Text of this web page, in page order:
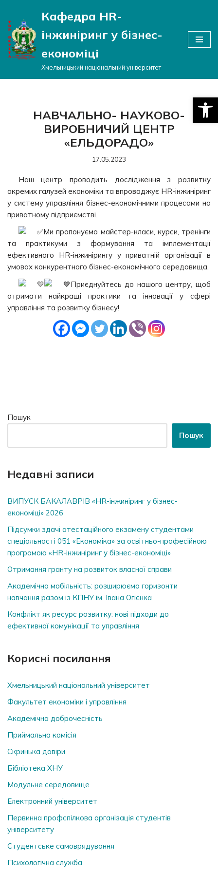
Перейти
до
вмісту
Кафедра HR-
інжиніринг у бізнес-
економіці
Хмельницький національний університет
НАВЧАЛЬНО- НАУКОВО-
ВИРОБНИЧИЙ ЦЕНТР
«ЕЛЬДОРАДО»
17.05.2023
Наш центр проводить дослідження з розвитку
окремих галузей економіки та впроваджує HR-інжиніринг
у систему управління бізнес-економічними процесами на
приватному підприємстві.
Ми пропонуємо майстер-класи, курси, тренінги
та практикуми з формування та імплементації
ефективного HR-інжинірингу у приватній організації в
умовах конкурентного бізнес-економічного середовища.
Приєднуйтесь до нашого центру, щоб
отримати найкращі практики та інновації у сфері
управління та розвитку бізнесу!
Пошук
Пошук
Недавні записи
ВИПУСК БАКАЛАВРІВ «HR-інжиніринг у бізнес-
економіці» 2026
Підсумки здачі атестаційного екзамену студентами
спеціальності 051 «Економіка» за освітньо-професійною
програмою «HR-інжиніринг у бізнес-економіці»
Отримання гранту на розвиток власної справи
Академічна мобільність: розширюємо горизонти
навчання разом із КПНУ ім. Івана Огієнка
Конфлікт як ресурс розвитку: нові підходи до
ефективної комунікації та управління
Корисні посилання
Хмельницький національний університет
Факультет економіки і управління
Академічна доброчесність
Приймальна комісія
Скринька довiри
Бібліотека ХНУ
Модульне середовище
Електронний університет
Первинна профспілкова організація студентів
університету
Студентське самоврядування
Психологічна служба